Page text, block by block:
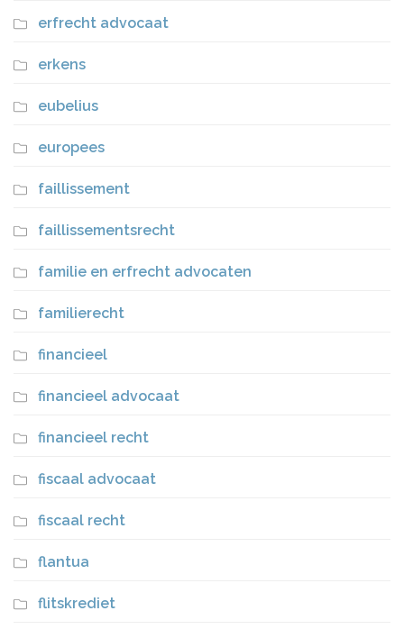
erfrecht advocaat
erkens
eubelius
europees
faillissement
faillissementsrecht
familie en erfrecht advocaten
familierecht
financieel
financieel advocaat
financieel recht
fiscaal advocaat
fiscaal recht
flantua
flitskrediet